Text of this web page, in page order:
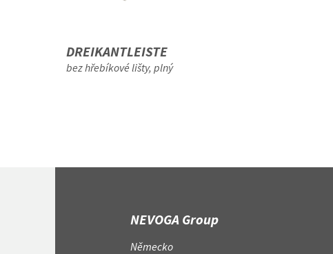
DREIKANTLEISTE
bez hřebíkové lišty, plný
NEVOGA Group
Německo